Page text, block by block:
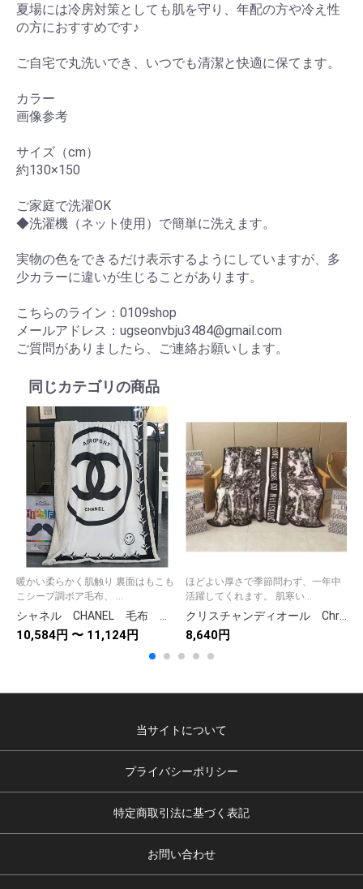
夏場には冷房対策としても肌を守り、年配の方や冷え性
の方におすすめです♪
ご自宅で丸洗いでき、いつでも清潔と快適に保てます。
カラー
画像参考
サイズ（cm）
約130×150
ご家庭で洗濯OK
◆洗濯機（ネット使用）で簡単に洗えます。
実物の色をできるだけ表示するようにしていますが、多
少カラーに違いが生じることがあります。
こちらのライン：0109shop
メールアドレス：ugseonvbju3484@gmail.com
ご質問がありましたら、ご連絡お願いします。
同じカテゴリの商品
暖かい柔らかく肌触り 裏面はもこも
こシープ調ボア毛布、 ...
10,584円 〜 11,124円
ほどよい厚さで季節問わず、一年中
活躍してくれます。 肌寒い...
8,640円
当サイトについて
プライバシーポリシー
特定商取引法に基づく表記
お問い合わせ